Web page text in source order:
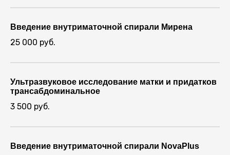
Введение внутриматочной спирали Мирена
25 000 руб.
Ультразвуковое исследование матки и придатков
трансабдоминальное
3 500 руб.
Введение внутриматочной спирали NovaPlus